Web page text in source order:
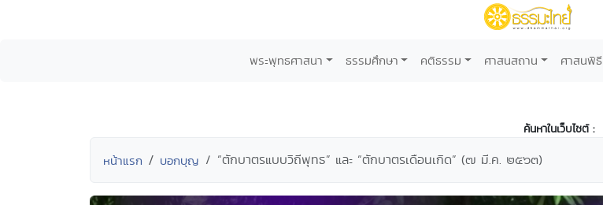
พระพุทธศาสนา ธรรมศึกษา คติธรรม ศาสนสถาน ศาสนพิธี
ค้นหาในเว็บไซต์ :
หน้าแรก บอกบุญ “ตักบาตรแบบวิถีพุทธ” และ “ตักบาตรเดือนเกิด” (๗ มี.ค. ๒๕๖๓)